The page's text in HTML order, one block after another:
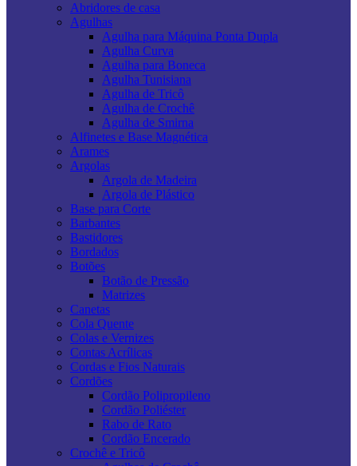
Abridores de casa
Agulhas
Agulha para Máquina Ponta Dupla
Agulha Curva
Agulha para Boneca
Agulha Tunisiana
Agulha de Tricô
Agulha de Crochê
Agulha de Smirna
Alfinetes e Base Magnética
Arames
Argolas
Argola de Madeira
Argola de Plástico
Base para Corte
Barbantes
Bastidores
Bordados
Botões
Botão de Pressão
Matrizes
Canetas
Cola Quente
Colas e Vernizes
Contas Acrílicas
Cordas e Fios Naturais
Cordões
Cordão Polipropileno
Cordão Poliéster
Rabo de Rato
Cordão Encerado
Crochê e Tricô